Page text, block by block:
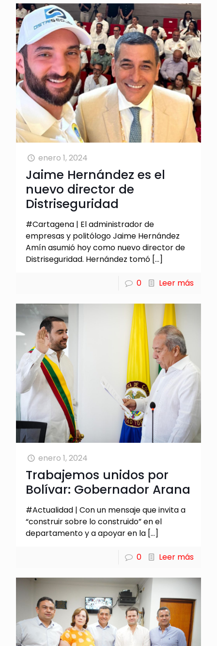
enero 1, 2024
Jaime Hernández es el
nuevo director de
Distriseguridad
#Cartagena | El administrador de
empresas y politólogo Jaime Hernández
Amín asumió hoy como nuevo director de
Distriseguridad. Hernández tomó […]
0 Leer más
enero 1, 2024
Trabajemos unidos por
Bolívar: Gobernador Arana
#Actualidad | Con un mensaje que invita a
“construir sobre lo construido” en el
departamento y a apoyar en la […]
0 Leer más